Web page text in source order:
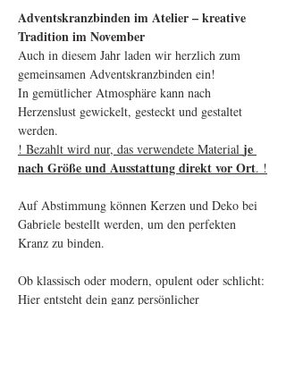
Adventskranzbinden im Atelier – kreative
Tradition im November
Auch in diesem Jahr laden wir herzlich zum
gemeinsamen Adventskranzbinden ein!
In gemütlicher Atmosphäre kann nach
Herzenslust gewickelt, gesteckt und gestaltet
werden.
! Bezahlt wird nur, das verwendete Material je
nach Größe und Ausstattung direkt vor Ort. !
Auf Abstimmung können Kerzen und Deko bei
Gabriele bestellt werden, um den perfekten
Kranz zu binden.
Ob klassisch oder modern, opulent oder schlicht:
Hier entsteht dein ganz persönlicher